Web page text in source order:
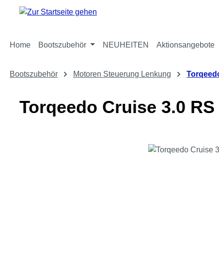
Hauptinhalt springen
Zur Suche springen
Zur Hauptnavigation springen
Home Bootszubehör NEUHEITEN Aktionsangebote
Bootszubehör Motoren Steuerung Lenkung
Torqeedo Cruise 3.0 RS